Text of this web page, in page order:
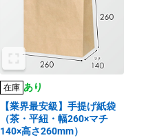
在庫 あり
【業界最安級】手提げ紙袋
（茶・平紐・幅260×マチ
140×高さ260mm）